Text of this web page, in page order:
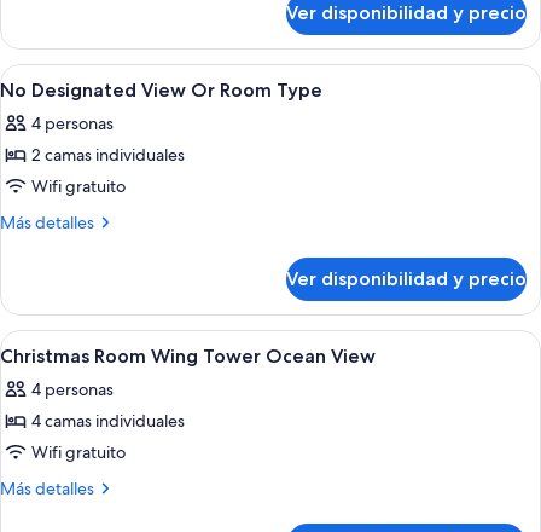
smoking
(Ocean
Tower
Double)
room,
Non-
smoking
Tower
Double)
Ver disponibilidad y precio
Ver
todas
las
fotos
de
No
Or
Room
Type
Caja de seguridad en la habitación y
1
No Designated View Or Room Type
4 personas
2 camas individuales
Wifi gratuito
Más detalles
Más
Designated
View
Or
Type
Ver disponibilidad y precio
Ver
todas
las
fotos
de
Christmas
Caja de seguridad en la habitación y
1
Christmas Room Wing Tower Ocean View
4 personas
4 camas individuales
Wifi gratuito
Más detalles
Más